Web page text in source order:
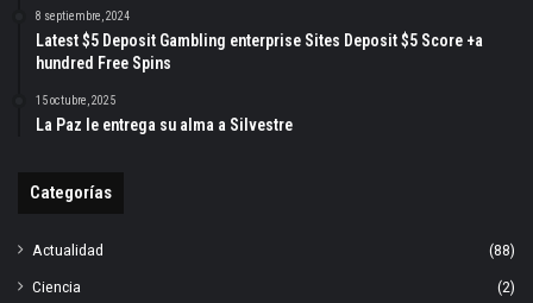
8 septiembre, 2024
Latest $5 Deposit Gambling enterprise Sites Deposit $5 Score +a
hundred Free Spins
15 octubre, 2025
La Paz le entrega su alma a Silvestre
Categorías
Actualidad
(88)
Ciencia
(2)